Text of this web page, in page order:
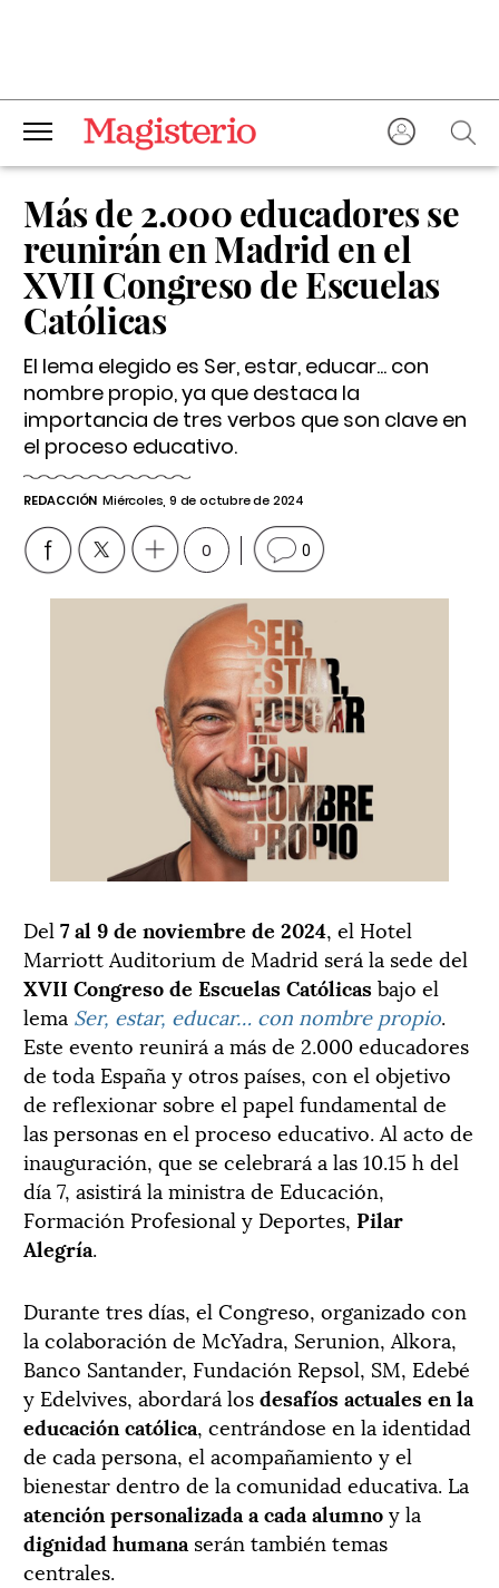
Más de 2.000 educadores se
reunirán en Madrid en el
XVII Congreso de Escuelas
Católicas
El lema elegido es Ser, estar, educar... con
nombre propio, ya que destaca la
importancia de tres verbos que son clave en
el proceso educativo.
REDACCIÓN Miércoles, 9 de octubre de 2024
0 0
Del 7 al 9 de noviembre de 2024, el Hotel
Marriott Auditorium de Madrid será la sede del
XVII Congreso de Escuelas Católicasbajo el
lema Ser, estar, educar… con nombre propio.
Este evento reunirá a más de 2.000 educadores
de toda España y otros países, con el objetivo
de reflexionar sobre el papel fundamental de
las personas en el proceso educativo. Al acto de
inauguración, que se celebrará a las 10.15 h del
día 7, asistirá la ministra de Educación,
Formación Profesional y Deportes, Pilar
Alegría.
Durante tres días, el Congreso, organizado con
la colaboración de McYadra, Serunion, Alkora,
Banco Santander, Fundación Repsol, SM, Edebé
y Edelvives, abordará losdesafíos actuales en la
educación católica, centrándose en la identidad
de cada persona, el acompañamiento y el
bienestar dentro de la comunidad educativa. La
atención personalizada a cada alumnoy la
dignidad humana serán también temas
centrales.